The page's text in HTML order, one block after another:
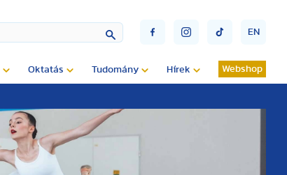
EN
Oktatás Tudomány Hírek Webshop